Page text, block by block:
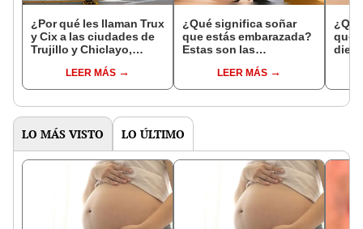
¿Por qué les llaman Trux
y Cix a las ciudades de
Trujillo y Chiclayo,
LEER MÁS
¿Qué significa soñar
que estás embarazada?
Estas son las
comunesLEER MÁS
que
LO MÁS VISTO LO ÚLTIMO